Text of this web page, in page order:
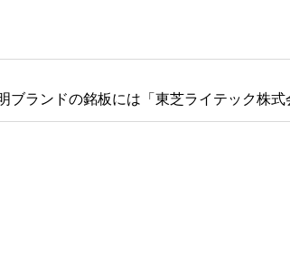
ブランドの銘板には「東芝ライテック株